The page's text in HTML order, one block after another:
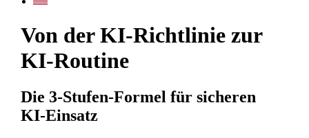
Von der KI‑Richtlinie zur
KI-Routine
Die 3‑Stufen‑Formel für sicheren
KI‑Einsatz